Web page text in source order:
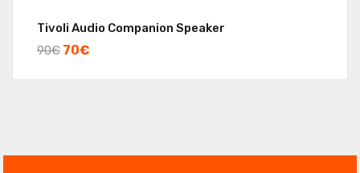
Tivoli Audio Companion Speaker
90€ 70€